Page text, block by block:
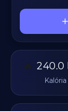
🔥 240.0
Kalória